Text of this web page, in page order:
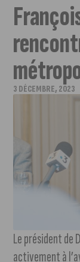
3 DÉCEMBRE, 2023
Le président de
activement à